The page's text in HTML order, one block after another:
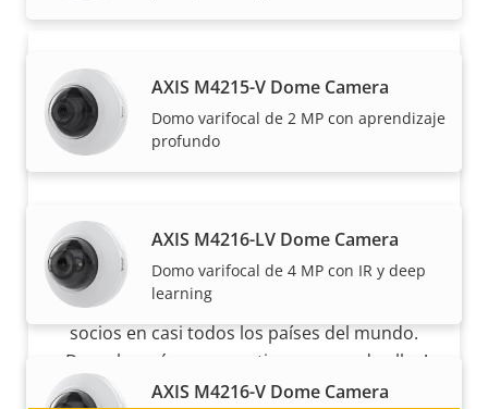
AXIS M4215-V Dome Camera
Domo varifocal de 2 MP con aprendizaje
profundo
AXIS M4216-LV Dome Camera
Domo varifocal de 4 MP con IR y deep
learning
AXIS M4216-V Dome Camera
Hágase socio
¿Es usted un revendedor, distribuidor,
integrador de sistemas o instalador? Tenemos
socios en casi todos los países del mundo.
¡Descubra cómo convertirse en uno de ellos!